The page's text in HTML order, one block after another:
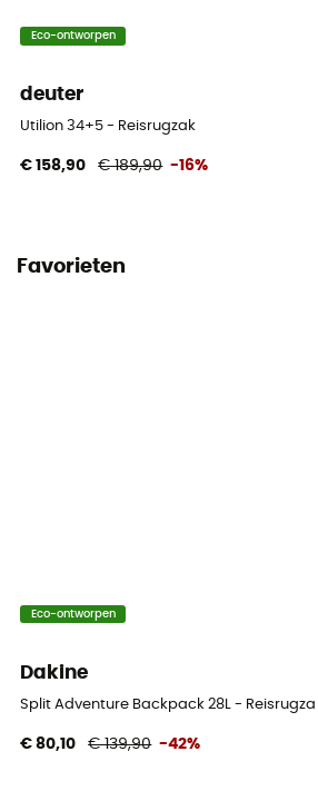
Toegang tot tas
Verstelbare breedte
Flessenhouder
Eco-ontworpen
deuter
Utilion 34+5 - Reisrugzak
€ 158,90 € 189,90 -16%
Favorieten
Eco-ontworpen
Dakine
Split Adventure Backpack 28L - Reisrugzak
€ 80,10 € 139,90 -42%